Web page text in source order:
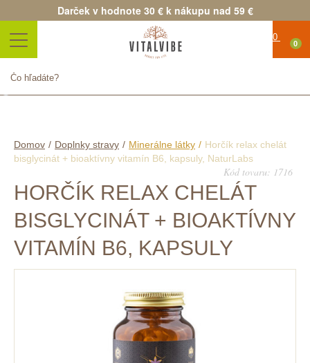
Darček v hodnote 30 € k nákupu nad 59 €
0
Produkt bol úspešne pridaný
do nákupného košíka
Pokračovať v nákupePokračovať v objednávke
Domov / Doplnky stravy / Minerálne látky / Horčík relax chelát
bisglycinát + bioaktívny vitamín B6, kapsuly, NaturLabs
Kód tovaru: 1716
HORČÍK RELAX CHELÁT
BISGLYCINÁT + BIOAKTÍVNY
VITAMÍN B6, KAPSULY